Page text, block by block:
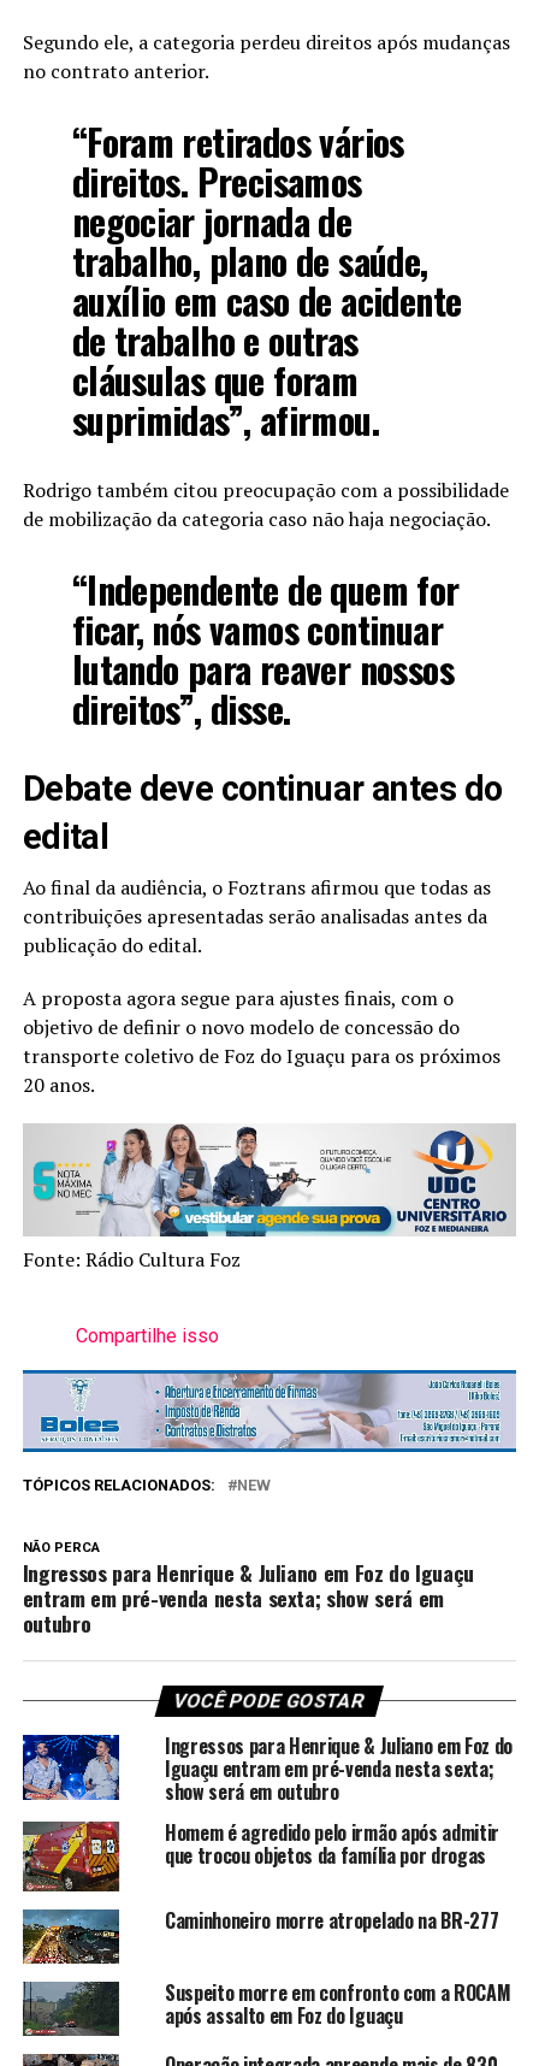
Segundo ele, a categoria perdeu direitos após mudanças
no contrato anterior.
“Foram retirados vários
direitos. Precisamos
negociar jornada de
trabalho, plano de saúde,
auxílio em caso de acidente
de trabalho e outras
cláusulas que foram
suprimidas”, afirmou.
Rodrigo também citou preocupação com a possibilidade
de mobilização da categoria caso não haja negociação.
“Independente de quem for
ficar, nós vamos continuar
lutando para reaver nossos
direitos”, disse.
Debate deve continuar antes do
edital
Ao final da audiência, o Foztrans afirmou que todas as
contribuições apresentadas serão analisadas antes da
publicação do edital.
A proposta agora segue para ajustes finais, com o
objetivo de definir o novo modelo de concessão do
transporte coletivo de Foz do Iguaçu para os próximos
20 anos.
Fonte: Rádio Cultura Foz
Compartilhe isso
TÓPICOS RELACIONADOS: NEW
NÃO PERCA
Ingressos para Henrique & Juliano em Foz do Iguaçu
entram em pré-venda nesta sexta; show será em
outubro
VOCÊ PODE GOSTAR
Ingressos para Henrique & Juliano em Foz do
Iguaçu entram em pré-venda nesta sexta;
show será em outubro
Homem é agredido pelo irmão após admitir
que trocou objetos da família por drogas
Caminhoneiro morre atropelado na BR-277
Suspeito morre em confronto com a ROCAM
após assalto em Foz do Iguaçu